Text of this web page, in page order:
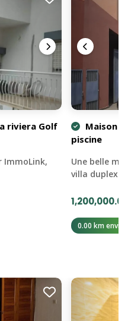
riviera Golf
ImmoLink,
Maison
piscine
Une belle
villa duplex
0.00 km